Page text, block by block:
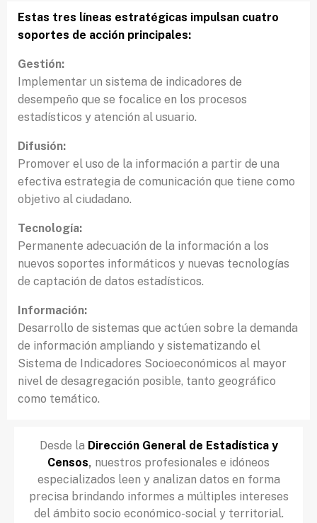
Estas tres líneas estratégicas impulsan cuatro
soportes de acción principales:
Gestión:
Implementar un sistema de indicadores de
desempeño que se focalice en los procesos
estadísticos y atención al usuario.
Difusión:
Promover el uso de la información a partir de una
efectiva estrategia de comunicación que tiene como
objetivo al ciudadano.
Tecnología:
Permanente adecuación de la información a los
nuevos soportes informáticos y nuevas tecnologías
de captación de datos estadísticos.
Información:
Desarrollo de sistemas que actúen sobre la demanda
de información ampliando y sistematizando el
Sistema de Indicadores Socioeconómicos al mayor
nivel de desagregación posible, tanto geográfico
como temático.
Desde la Dirección General de Estadística y
Censos, nuestros profesionales e idóneos
especializados leen y analizan datos en forma
precisa brindando informes a múltiples intereses
del ámbito socio económico-social y territorial.